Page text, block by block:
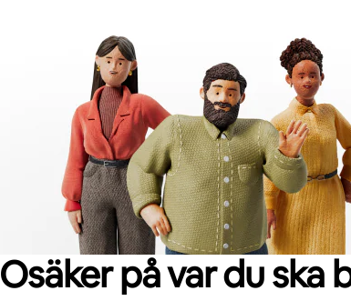
Osäker på var du ska